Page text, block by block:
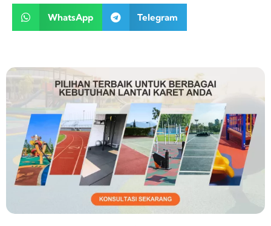
WhatsApp Telegram